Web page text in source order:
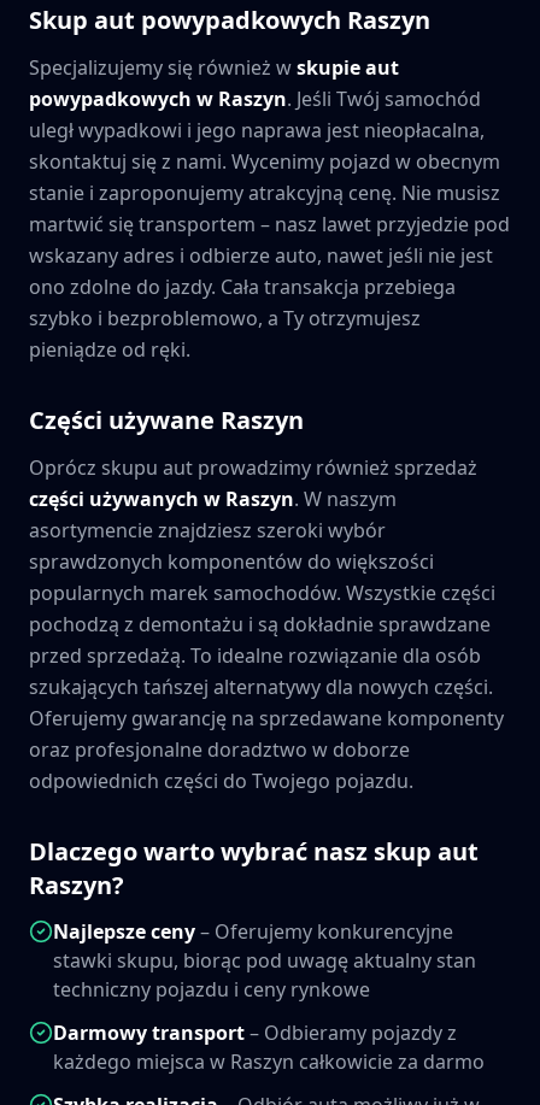
Skup aut powypadkowych Raszyn
Specjalizujemy się również wskupie aut
powypadkowych w Raszyn. Jeśli Twój samochód
uległ wypadkowi i jego naprawa jest nieopłacalna,
skontaktuj się z nami. Wycenimy pojazd w obecnym
stanie i zaproponujemy atrakcyjną cenę. Nie musisz
martwić się transportem – nasz lawet przyjedzie pod
wskazany adres i odbierze auto, nawet jeśli nie jest
ono zdolne do jazdy. Cała transakcja przebiega
szybko i bezproblemowo, a Ty otrzymujesz
pieniądze od ręki.
Części używane Raszyn
Oprócz skupu aut prowadzimy również sprzedaż
części używanych w Raszyn. W naszym
asortymencie znajdziesz szeroki wybór
sprawdzonych komponentów do większości
popularnych marek samochodów. Wszystkie części
pochodzą z demontażu i są dokładnie sprawdzane
przed sprzedażą. To idealne rozwiązanie dla osób
szukających tańszej alternatywy dla nowych części.
Oferujemy gwarancję na sprzedawane komponenty
oraz profesjonalne doradztwo w doborze
odpowiednich części do Twojego pojazdu.
Dlaczego warto wybrać nasz skup aut
Raszyn?
Najlepsze ceny– Oferujemy konkurencyjne
stawki skupu, biorąc pod uwagę aktualny stan
techniczny pojazdu i ceny rynkowe
Darmowy transport– Odbieramy pojazdy z
każdego miejsca w Raszyn całkowicie za darmo